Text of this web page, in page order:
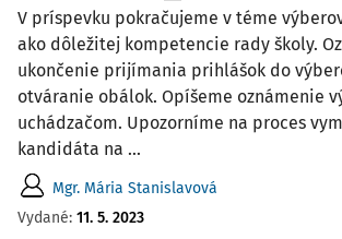
V príspevku pokračujeme v téme
ako dôležitej kompetencie rady školy.
ukončenie prijímania prihlášok do
otváranie obálok. Opíšeme oznámenie
uchádzačom. Upozorníme na proces
kandidáta na ...
Mgr. Mária Stanislavová
Vydané: 11. 5. 2023